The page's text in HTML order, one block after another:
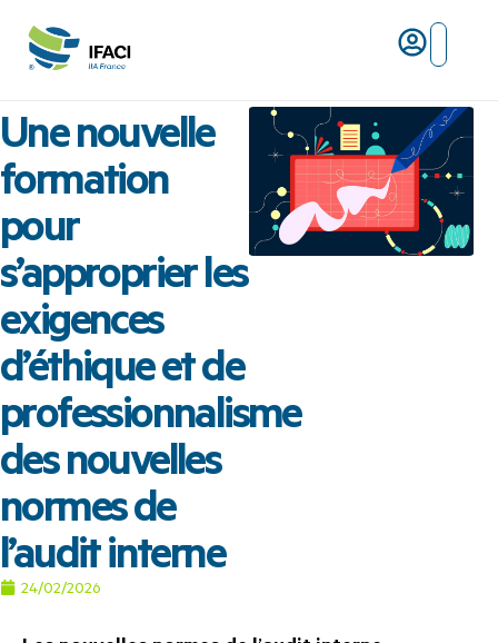
Une nouvelle
formation
pour
s’approprier les
exigences
d’éthique et de
professionnalisme
des nouvelles
normes de
l’audit interne
24/02/2026